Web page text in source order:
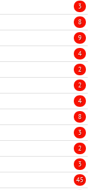
3
8
9
4
2
2
4
8
3
2
3
45